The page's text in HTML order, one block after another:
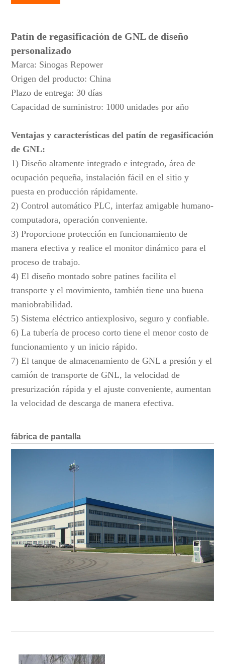
Patín de regasificación de GNL de diseño
personalizado
Marca: Sinogas Repower
Origen del producto: China
Plazo de entrega: 30 días
Capacidad de suministro: 1000 unidades por año
Ventajas y características del patín de regasificación
de GNL:
1) Diseño altamente integrado e integrado, área de
ocupación pequeña, instalación fácil en el sitio y
puesta en producción rápidamente.
2) Control automático PLC, interfaz amigable humano-
computadora, operación conveniente.
3) Proporcione protección en funcionamiento de
manera efectiva y realice el monitor dinámico para el
proceso de trabajo.
4) El diseño montado sobre patines facilita el
transporte y el movimiento, también tiene una buena
maniobrabilidad.
5) Sistema eléctrico antiexplosivo, seguro y confiable.
6) La tubería de proceso corto tiene el menor costo de
funcionamiento y un inicio rápido.
7) El tanque de almacenamiento de GNL a presión y el
camión de transporte de GNL, la velocidad de
presurización rápida y el ajuste conveniente, aumentan
la velocidad de descarga de manera efectiva.
fábrica de pantalla